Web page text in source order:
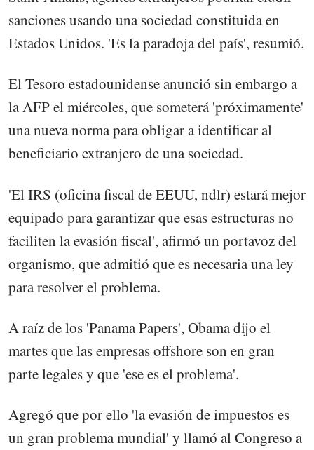
sanciones usando una sociedad constituida en
Estados Unidos. 'Es la paradoja del país', resumió.
El Tesoro estadounidense anunció sin embargo a
la AFP el miércoles, que someterá 'próximamente'
una nueva norma para obligar a identificar al
beneficiario extranjero de una sociedad.
'El IRS (oficina fiscal de EEUU, ndlr) estará mejor
equipado para garantizar que esas estructuras no
faciliten la evasión fiscal', afirmó un portavoz del
organismo, que admitió que es necesaria una ley
para resolver el problema.
A raíz de los 'Panama Papers', Obama dijo el
martes que las empresas offshore son en gran
parte legales y que 'ese es el problema'.
Agregó que por ello 'la evasión de impuestos es
un gran problema mundial' y llamó al Congreso a